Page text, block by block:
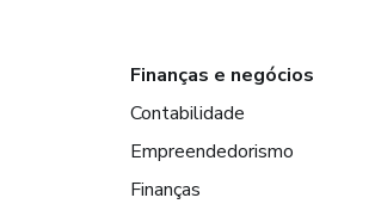
Finanças e negócios
Contabilidade
Empreendedorismo
Finanças